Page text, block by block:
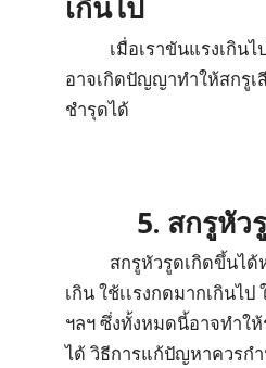
เมื่อเราขันแรงเกิน
อาจเกิดปัญญาทำให้สกรู
ชำรุดได้
5. สกรูหัว
สกรูหัวรูดเกิดขึ้นไ
เกิน ใช้เเรงกดมากเกินไ
ฯลฯ ซึ่งทั้งหมดนี้อาจทำใ
ได้ วิธีการแก้ปัญหาควรก